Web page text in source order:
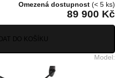
Omezená dostupnost (< 5 ks)
89 900 Kč
DO KOŠÍKU
Model: